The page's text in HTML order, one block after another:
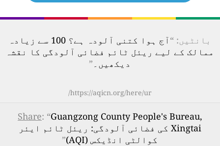
بانٹیں: “
آج ہوا کتنی آلودہ ہے؟ 100 سے زیادہ
ممالک کے لیے ریئل ٹائم فضائی آلودگی کا نقشہ
دیکھیں۔”
https://aqicn.org/here/ur/
Share : “Guangzong County People's Bureau,
Xingtai کی فضائی آلودگی: ریئل ٹائم ایئر
کوالٹی انڈیکس (AQI)
”